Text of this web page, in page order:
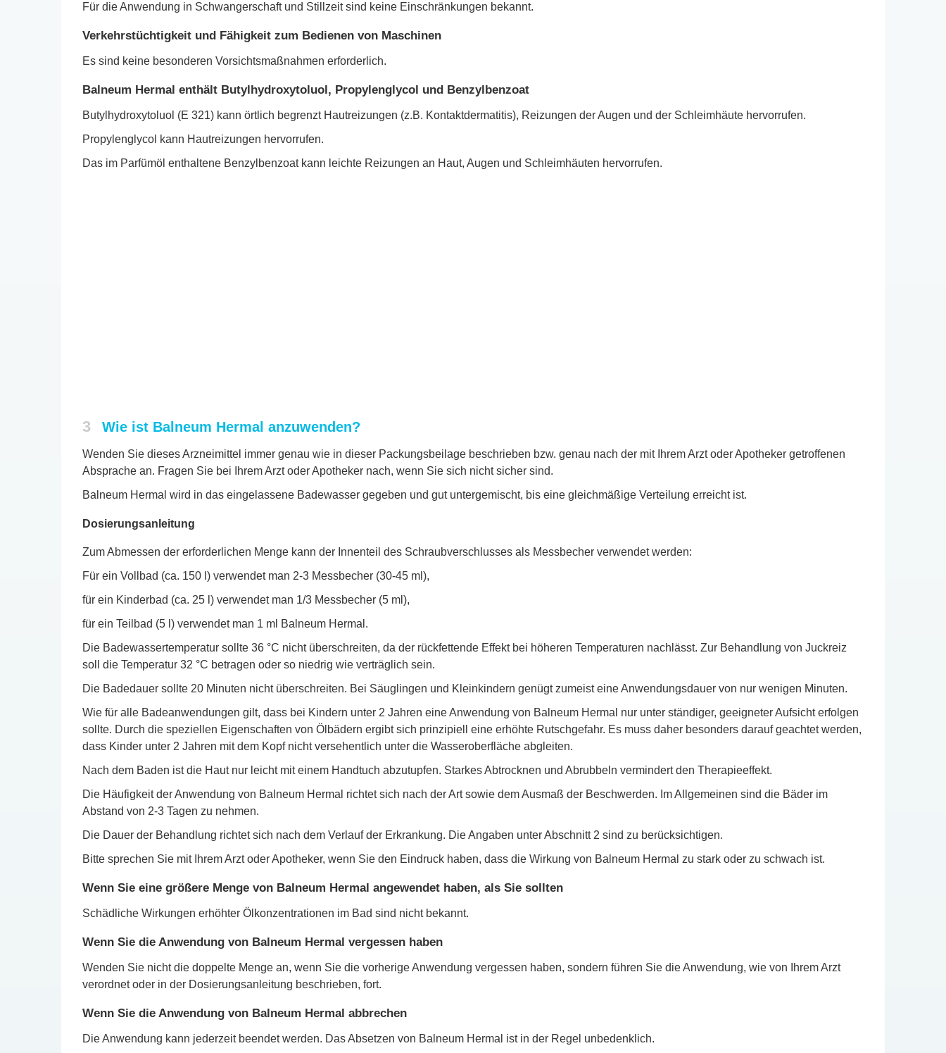
Für die Anwendung in Schwangerschaft und Stillzeit sind keine Einschränkungen bekannt.
Verkehrstüchtigkeit und Fähigkeit zum Bedienen von Maschinen
Es sind keine besonderen Vorsichtsmaßnahmen erforderlich.
Balneum Hermal enthält Butylhydroxytoluol, Propylenglycol und Benzylbenzoat
Butylhydroxytoluol (E 321) kann örtlich begrenzt Hautreizungen (z.B. Kontaktdermatitis), Reizungen der Augen und der Schleimhäute hervorrufen.
Propylenglycol kann Hautreizungen hervorrufen.
Das im Parfümöl enthaltene Benzylbenzoat kann leichte Reizungen an Haut, Augen und Schleimhäuten hervorrufen.
3 Wie ist Balneum Hermal anzuwenden?
Wenden Sie dieses Arzneimittel immer genau wie in dieser Packungsbeilage beschrieben bzw. genau nach der mit Ihrem Arzt oder Apotheker getroffenen
Absprache an. Fragen Sie bei Ihrem Arzt oder Apotheker nach, wenn Sie sich nicht sicher sind.
Balneum Hermal wird in das eingelassene Badewasser gegeben und gut untergemischt, bis eine gleichmäßige Verteilung erreicht ist.
Dosierungsanleitung
Zum Abmessen der erforderlichen Menge kann der Innenteil des Schraubverschlusses als Messbecher verwendet werden:
Für ein Vollbad (ca. 150 l) verwendet man 2-3 Messbecher (30-45 ml),
für ein Kinderbad (ca. 25 l) verwendet man 1/3 Messbecher (5 ml),
für ein Teilbad (5 l) verwendet man 1 ml Balneum Hermal.
Die Badewassertemperatur sollte 36 °C nicht überschreiten, da der rückfettende Effekt bei höheren Temperaturen nachlässt. Zur Behandlung von Juckreiz
soll die Temperatur 32 °C betragen oder so niedrig wie verträglich sein.
Die Badedauer sollte 20 Minuten nicht überschreiten. Bei Säuglingen und Kleinkindern genügt zumeist eine Anwendungsdauer von nur wenigen Minuten.
Wie für alle Badeanwendungen gilt, dass bei Kindern unter 2 Jahren eine Anwendung von Balneum Hermal nur unter ständiger, geeigneter Aufsicht erfolgen
sollte. Durch die speziellen Eigenschaften von Ölbädern ergibt sich prinzipiell eine erhöhte Rutschgefahr. Es muss daher besonders darauf geachtet werden,
dass Kinder unter 2 Jahren mit dem Kopf nicht versehentlich unter die Wasseroberfläche abgleiten.
Nach dem Baden ist die Haut nur leicht mit einem Handtuch abzutupfen. Starkes Abtrocknen und Abrubbeln vermindert den Therapieeffekt.
Die Häufigkeit der Anwendung von Balneum Hermal richtet sich nach der Art sowie dem Ausmaß der Beschwerden. Im Allgemeinen sind die Bäder im
Abstand von 2-3 Tagen zu nehmen.
Die Dauer der Behandlung richtet sich nach dem Verlauf der Erkrankung. Die Angaben unter Abschnitt 2 sind zu berücksichtigen.
Bitte sprechen Sie mit Ihrem Arzt oder Apotheker, wenn Sie den Eindruck haben, dass die Wirkung von Balneum Hermal zu stark oder zu schwach ist.
Wenn Sie eine größere Menge von Balneum Hermal angewendet haben, als Sie sollten
Schädliche Wirkungen erhöhter Ölkonzentrationen im Bad sind nicht bekannt.
Wenn Sie die Anwendung von Balneum Hermal vergessen haben
Wenden Sie nicht die doppelte Menge an, wenn Sie die vorherige Anwendung vergessen haben, sondern führen Sie die Anwendung, wie von Ihrem Arzt
verordnet oder in der Dosierungsanleitung beschrieben, fort.
Wenn Sie die Anwendung von Balneum Hermal abbrechen
Die Anwendung kann jederzeit beendet werden. Das Absetzen von Balneum Hermal ist in der Regel unbedenklich.